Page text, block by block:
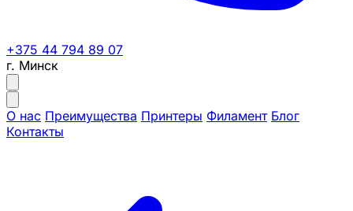
+375 44 794 89 07
г. Минск
О нас Преимущества Принтеры Филамент Блог
Контакты